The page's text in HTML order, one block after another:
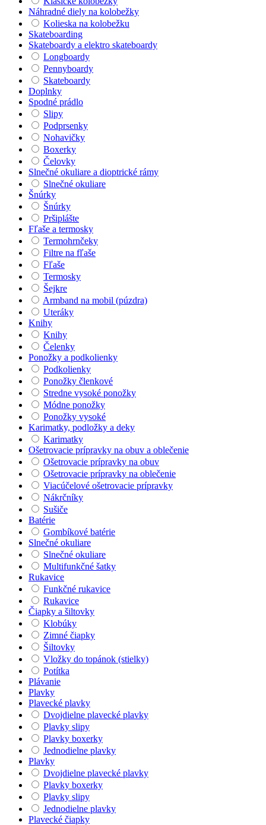
Náhradné diely na kolobežky
Kolieska na kolobežku
Skateboarding
Skateboardy a elektro skateboardy
Longboardy
Pennyboardy
Skateboardy
Doplnky
Spodné prádlo
Slipy
Podprsenky
Nohavičky
Boxerky
Čelovky
Slnečné okuliare a dioptrické rámy
Slnečné okuliare
Šnúrky
Šnúrky
Pršiplášte
Fľaše a termosky
Termohrnčeky
Filtre na fľaše
Fľaše
Termosky
Šejkre
Armband na mobil (púzdra)
Uteráky
Knihy
Knihy
Čelenky
Ponožky a podkolienky
Podkolienky
Ponožky členkové
Stredne vysoké ponožky
Módne ponožky
Ponožky vysoké
Karimatky, podložky a deky
Karimatky
Ošetrovacie prípravky na obuv a oblečenie
Ošetrovacie prípravky na obuv
Ošetrovacie prípravky na oblečenie
Viacúčelové ošetrovacie prípravky
Nákrčníky
Sušiče
Batérie
Gombíkové batérie
Slnečné okuliare
Slnečné okuliare
Multifunkčné šatky
Rukavice
Funkčné rukavice
Rukavice
Čiapky a šiltovky
Klobúky
Zimné čiapky
Šiltovky
Vložky do topánok (stielky)
Potítka
Plávanie
Plavky
Plavecké plavky
Dvojdielne plavecké plavky
Plavky slipy
Plavky boxerky
Jednodielne plavky
Plavky
Dvojdielne plavecké plavky
Plavky boxerky
Plavky slipy
Jednodielne plavky
Plavecké čiapky